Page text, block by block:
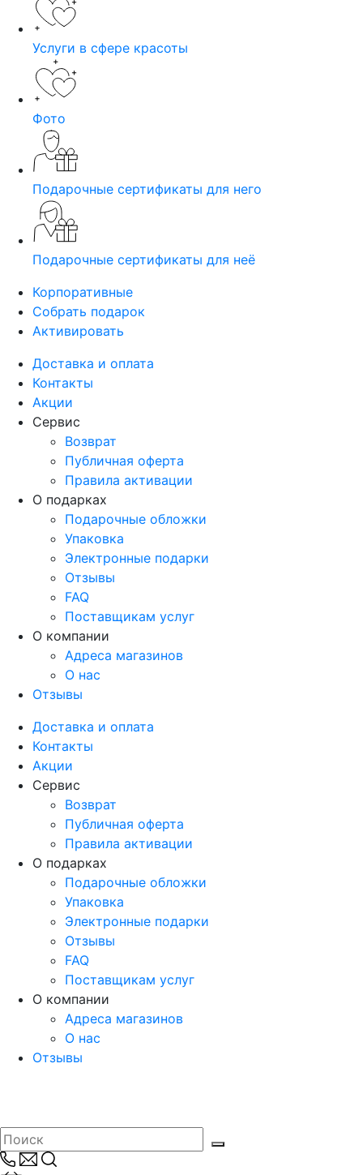
Услуги в сфере красоты
Фото
Подарочные сертификаты для него
Подарочные сертификаты для неё
Корпоративные
Собрать подарок
Активировать
Доставка и оплата
Контакты
Акции
Сервис
Возврат
Публичная оферта
Правила активации
О подарках
Подарочные обложки
Упаковка
Электронные подарки
Отзывы
FAQ
Поставщикам услуг
О компании
Адреса магазинов
О нас
Отзывы
Доставка и оплата
Контакты
Акции
Сервис
Возврат
Публичная оферта
Правила активации
О подарках
Подарочные обложки
Упаковка
Электронные подарки
Отзывы
FAQ
Поставщикам услуг
О компании
Адреса магазинов
О нас
Отзывы